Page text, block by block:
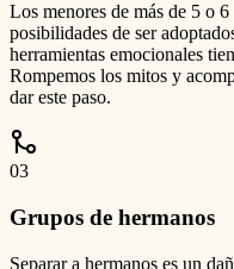
Los menores de más de 5 o
posibilidades de ser
herramientas emocionales
Rompemos los mitos y
dar este paso.
03
Grupos de hermanos
Separar a hermanos es un